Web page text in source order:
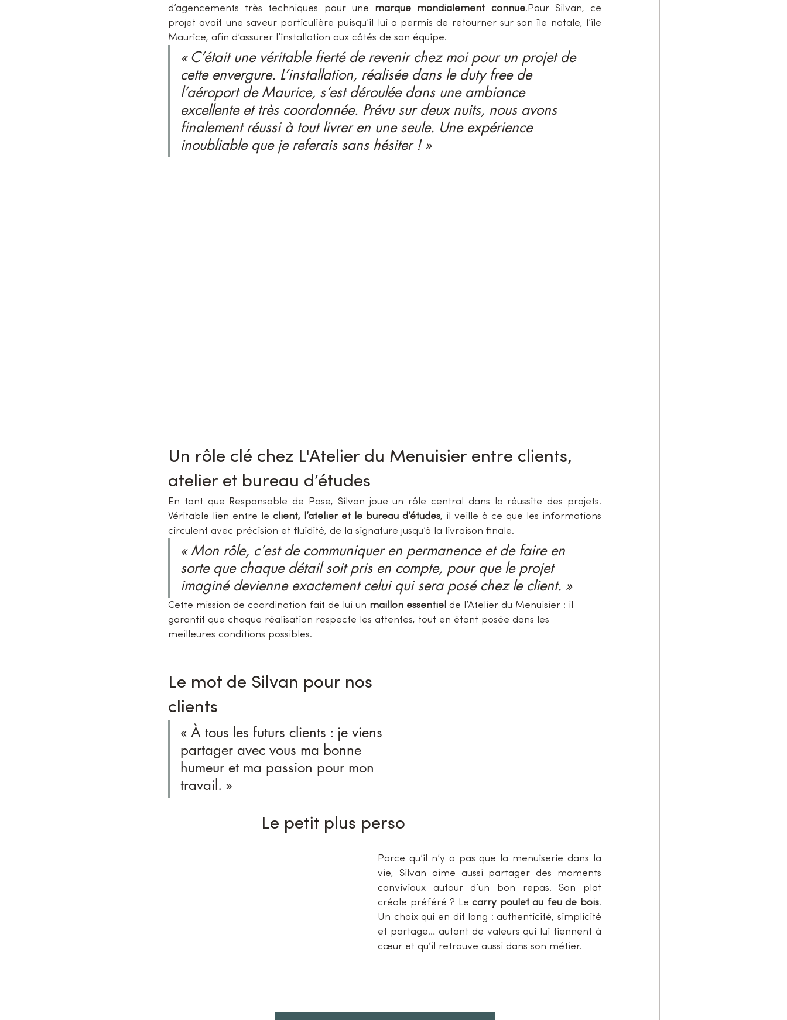
d’agencements très techniques pour une marque mondialement connue.Pour Silvan, ce
projet avait une saveur particulière puisqu’il lui a permis de retourner sur son île natale, l’île
Maurice, afin d’assurer l’installation aux côtés de son équipe.
« C’était une véritable fierté de revenir chez moi pour un projet de
cette envergure. L’installation, réalisée dans le duty free de
l’aéroport de Maurice, s’est déroulée dans une ambiance
excellente et très coordonnée. Prévu sur deux nuits, nous avons
finalement réussi à tout livrer en une seule. Une expérience
inoubliable que je referais sans hésiter ! »
Un rôle clé chez L'Atelier du Menuisier entre clients,
atelier et bureau d’études
En tant que Responsable de Pose, Silvan joue un rôle central dans la réussite des projets.
Véritable lien entre le client, l’atelier et le bureau d’études, il veille à ce que les informations
circulent avec précision et fluidité, de la signature jusqu’à la livraison finale.
« Mon rôle, c’est de communiquer en permanence et de faire en
sorte que chaque détail soit pris en compte, pour que le projet
imaginé devienne exactement celui qui sera posé chez le client. »
Cette mission de coordination fait de lui un maillon essentiel de l’Atelier du Menuisier : il
garantit que chaque réalisation respecte les attentes, tout en étant posée dans les
meilleures conditions possibles.
Le mot de Silvan pour nos
clients
« À tous les futurs clients : je viens
partager avec vous ma bonne
humeur et ma passion pour mon
travail. »
Le petit plus perso
Parce qu’il n’y a pas que la menuiserie dans la
vie, Silvan aime aussi partager des moments
conviviaux autour d’un bon repas. Son plat
créole préféré ? Le carry poulet au feu de bois.
Un choix qui en dit long : authenticité, simplicité
et partage… autant de valeurs qui lui tiennent à
cœur et qu’il retrouve aussi dans son métier.